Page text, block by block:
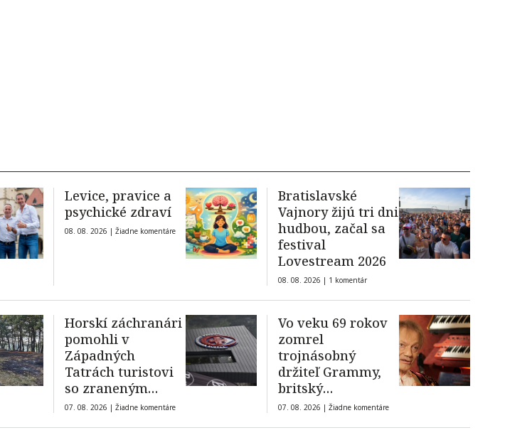
Levice, pravice a
psychické zdraví
08. 08. 2026 | Žiadne komentáre
Bratislavské
Vajnory žijú tri dni
hudbou, začal sa
festival
Lovestream 2026
08. 08. 2026 | 1 komentár
Horskí záchranári
pomohli v
Západných
Tatrách turistovi
so zraneným
členkom
07. 08. 2026 | Žiadne komentáre
Vo veku 69 rokov
zomrel
trojnásobný
držiteľ Grammy,
britský
elektronický
07. 08. 2026 | Žiadne komentáre